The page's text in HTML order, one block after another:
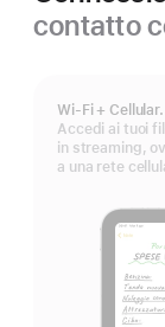
contatto
Wi-Fi + Cellular.
Accedi ai tuoi
in streaming,
a una rete